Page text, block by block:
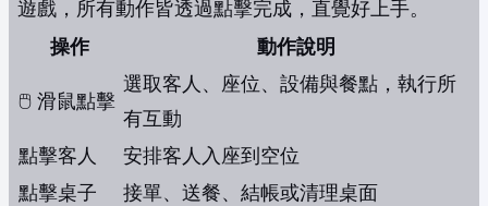
遊戲，所有動作皆透過點擊完成，直覺好上手。
操作
動作說明
🖱️ 滑鼠點擊
選取客人、座位、設備與餐點，執行所
有互動
點擊客人
安排客人入座到空位
點擊桌子
接單、送餐、結帳或清理桌面